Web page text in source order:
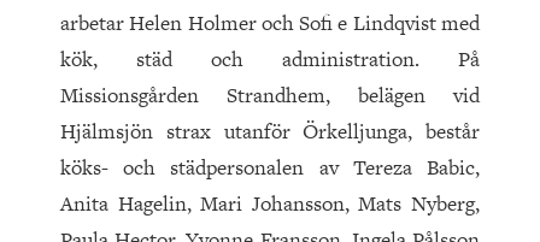
arbetar Helen Holmer och Sofi e Lindqvist med
kök, städ och administration. På
Missionsgården Strandhem, belägen vid
Hjälmsjön strax utanför Örkelljunga, består
köks- och städpersonalen av Tereza Babic,
Anita Hagelin, Mari Johansson, Mats Nyberg,